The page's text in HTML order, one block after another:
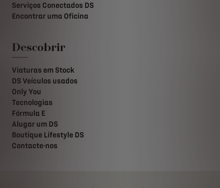
Serviços Conectados DS
Encontrar uma Oficina
Descobrir
Viaturas em Stock
DS Veículos usados
Only You
Tecnologias
Fórmula E
Alugar um DS
Boutique Lifestyle DS
Contacte-nos